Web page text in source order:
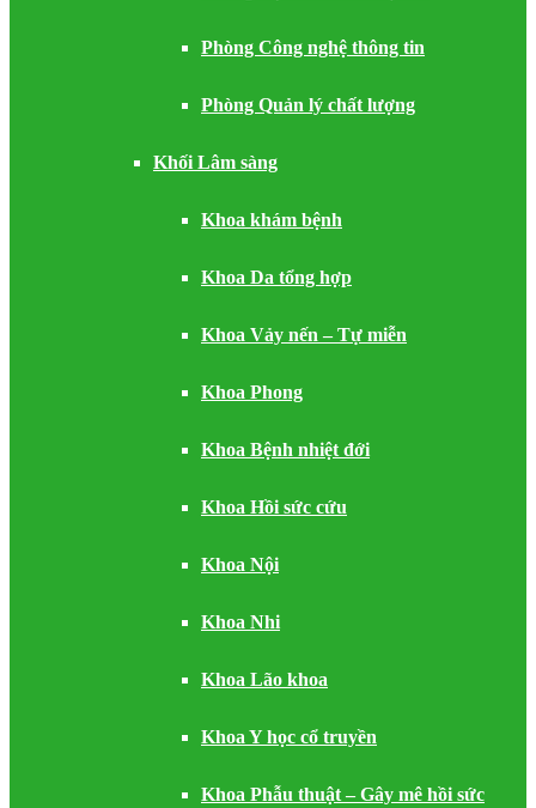
Phòng Công nghệ thông tin
Phòng Quản lý chất lượng
Khối Lâm sàng
Khoa khám bệnh
Khoa Da tổng hợp
Khoa Vảy nến – Tự miễn
Khoa Phong
Khoa Bệnh nhiệt đới
Khoa Hồi sức cứu
Khoa Nội
Khoa Nhi
Khoa Lão khoa
Khoa Y học cổ truyền
Khoa Phẫu thuật – Gây mê hồi sức